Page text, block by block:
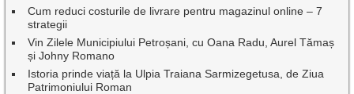
Cum reduci costurile de livrare pentru magazinul online – 7
strategii
Vin Zilele Municipiului Petroșani, cu Oana Radu, Aurel Tămaș
și Johny Romano
Istoria prinde viață la Ulpia Traiana Sarmizegetusa, de Ziua
Patrimoniului Roman